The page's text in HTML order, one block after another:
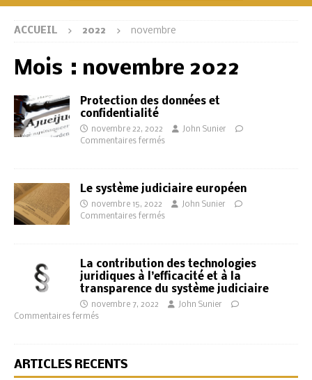
ACCUEIL 2022 novembre
Mois : novembre 2022
Protection des données et
confidentialité
novembre 22, 2022
John Sunier
Commentaires fermés
Le système judiciaire européen
novembre 15, 2022
John Sunier
Commentaires fermés
La contribution des technologies
juridiques à l’efficacité et à la
transparence du système judiciaire
novembre 7, 2022
John Sunier
Commentaires fermés
ARTICLES RÉCENTS